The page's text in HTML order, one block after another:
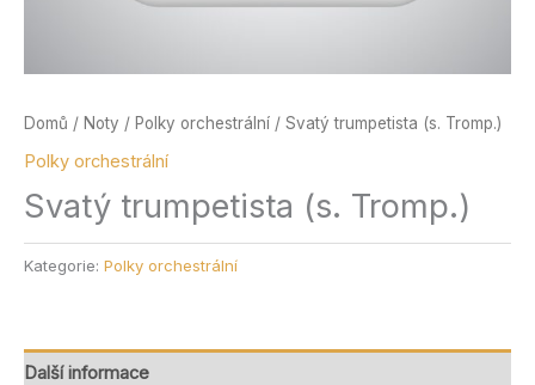
Domů / Noty / Polky orchestrální / Svatý trumpetista (s. Tromp.)
Polky orchestrální
Svatý trumpetista (s. Tromp.)
Kategorie: Polky orchestrální
Další informace